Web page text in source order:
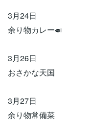
3月24日
余り物カレー🍛
3月26日
おさかな天国
3月27日
余り物常備菜